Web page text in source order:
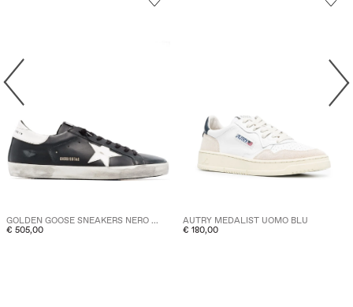
GOLDEN GOOSE SNEAKERS NERO ...
€ 505,00
AUTRY MEDALIST UOMO BLU
€ 180,00